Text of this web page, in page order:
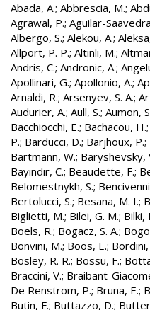
Abada, A.; Abbrescia, M.;
Agrawal, P.; Aguilar-
Albergo, S.; Alekou, A.;
Allport, P. P.; Altınlı, M.;
Andris, C.; Andronic, A.;
Apollinari, G.; Apollonio, A.;
Arnaldi, R.; Arsenyev, S. A.;
Audurier, A.; Aull, S.; Aumon,
Bacchiocchi, E.; Bachacou, H.;
P.; Barducci, D.; Barjhoux, P.;
Bartmann, W.; Baryshevsky,
Bayındır, C.; Beaudette, F.;
Belomestnykh, S.;
Bertolucci, S.; Besana, M. I.;
Biglietti, M.; Bilei, G. M.; Bilki,
Boels, R.; Bogacz, S. A.;
Bonvini, M.; Boos, E.; Bordini,
Bosley, R. R.; Bossu, F.;
Braccini, V.; Braibant-
De Renstrom, P.; Bruna, E.;
Butin, F.; Buttazzo, D.;